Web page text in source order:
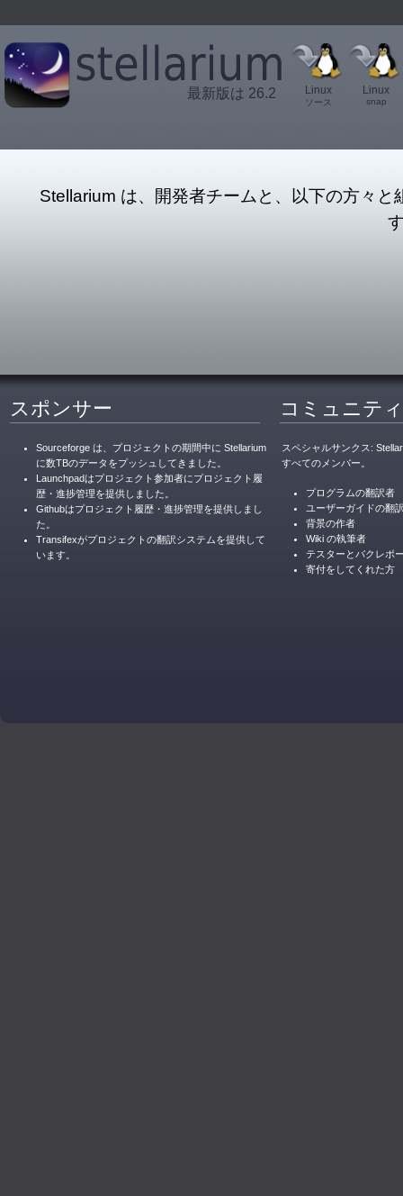
最新版は 26.2 Linux
ソース
Linux
snap
Stellarium は、開発者チームと、以下の方々
スポンサー
Sourceforge は、プロジェクトの期間中に Stellarium
に数TBのデータをプッシュしてきました。
Launchpadはプロジェクト参加者にプロジェクト履
歴・進捗管理を提供しました。
Githubはプロジェクト履歴・進捗管理を提供しまし
た。
Transifexがプロジェクトの翻訳システムを提供して
います。
コミュニテ
スペシャルサンクス:
すべてのメンバー。
プログラムの翻訳者
ユーザーガイドの翻
背景の作者
Wiki の執筆者
テスターとバクレポ
寄付をしてくれた方